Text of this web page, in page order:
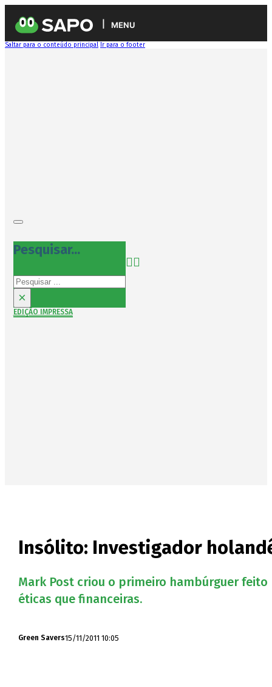
MENU
Saltar para o conteúdo principal Ir para o footer
Pesquisar...
Pesquisar
×
EDIÇÃO IMPRESSA
Insólito: Investigador
Mark Post criou o primeiro hambúrguer
éticas que financeiras.
Green Savers15/11/2011 10:05